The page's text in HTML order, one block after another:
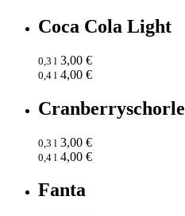
Coca Cola Light
0,3 l 3,00 €
0,4 l 4,00 €
Cranberryschorle
0,3 l 3,00 €
0,4 l 4,00 €
Fanta